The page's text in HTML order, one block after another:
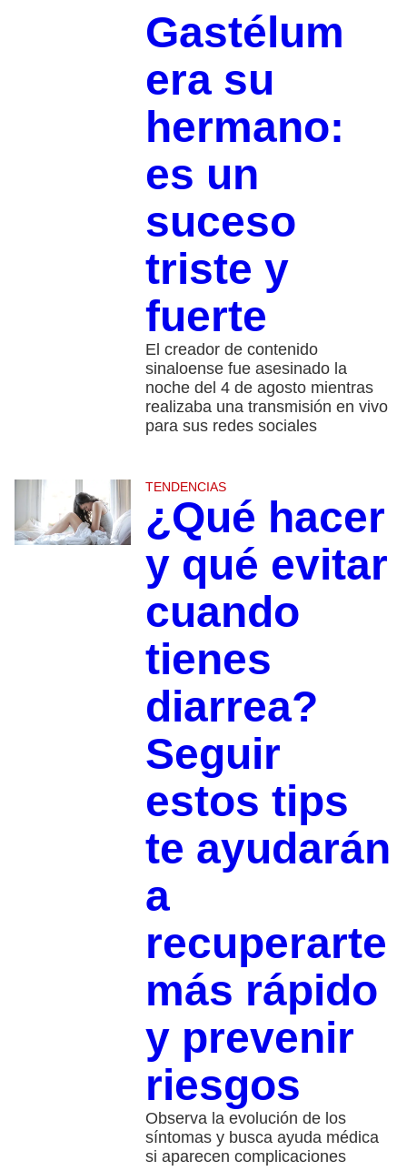
Gastélum
era su
hermano:
es un
suceso
triste y
fuerte
El creador de contenido
sinaloense fue asesinado la
noche del 4 de agosto mientras
realizaba una transmisión en vivo
para sus redes sociales
TENDENCIAS
¿Qué hacer
y qué evitar
cuando
tienes
diarrea?
Seguir
estos tips
te ayudarán
a
recuperarte
más rápido
y prevenir
riesgos
Observa la evolución de los
síntomas y busca ayuda médica
si aparecen complicaciones